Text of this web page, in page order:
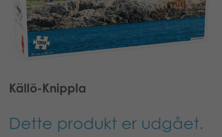
Bøger
Applikationer
Suomi
Nederlands
Français
Polski
Svenska
Källö-Knippla
Dette produkt er udgået.